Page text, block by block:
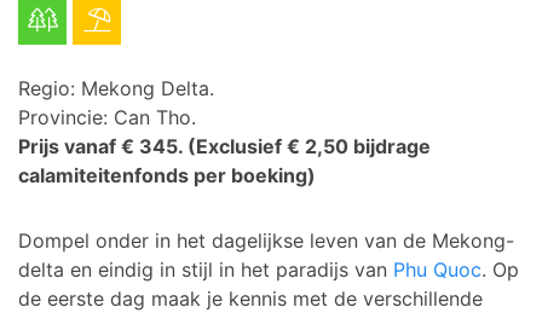
Regio: Mekong Delta.
Provincie: Can Tho.
Prijs vanaf € 345. (Exclusief € 2,50 bijdrage
calamiteitenfonds per boeking)
Dompel onder in het dagelijkse leven van de Mekong-
delta en eindig in stijl in het paradijs van Phu Quoc. Op
de eerste dag maak je kennis met de verschillende